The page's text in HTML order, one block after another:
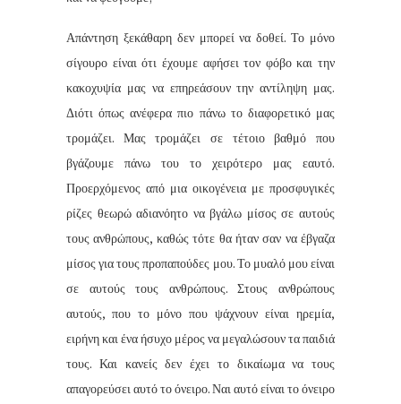
Απάντηση ξεκάθαρη δεν μπορεί να δοθεί. Το μόνο
σίγουρο είναι ότι έχουμε αφήσει τον φόβο και την
κακοχυψία μας να επηρεάσουν την αντίληψη μας.
Διότι όπως ανέφερα πιο πάνω το διαφορετικό μας
τρομάζει. Μας τρομάζει σε τέτοιο βαθμό που
βγάζουμε πάνω του το χειρότερο μας εαυτό.
Προερχόμενος από μια οικογένεια με προσφυγικές
ρίζες θεωρώ αδιανόητο να βγάλω μίσος σε αυτούς
τους ανθρώπους, καθώς τότε θα ήταν σαν να έβγαζα
μίσος για τους προπαπούδες μου. Το μυαλό μου είναι
σε αυτούς τους ανθρώπους. Στους ανθρώπους
αυτούς, που το μόνο που ψάχνουν είναι ηρεμία,
ειρήνη και ένα ήσυχο μέρος να μεγαλώσουν τα παιδιά
τους. Και κανείς δεν έχει το δικαίωμα να τους
απαγορεύσει αυτό το όνειρο. Ναι αυτό είναι το όνειρο